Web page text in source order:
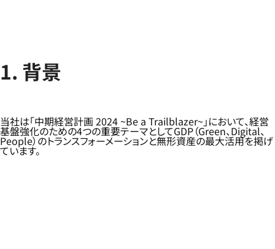
1. 背景
当社は「中期経営計画 2024 ~Be a Trailblazer~」において、経営
基盤強化のための4つの重要テーマとしてGDP（Green、Digital、
People）のトランスフォーメーションと無形資産の最大活用を掲げ
ています。